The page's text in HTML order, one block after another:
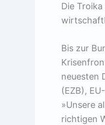
Die
Bis zur
neuesten
(EZB),
»Unsere
richtigen